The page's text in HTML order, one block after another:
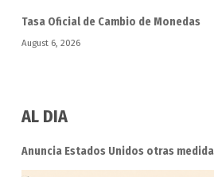
Tasa Oficial de Cambio de Monedas
August 6, 2026
AL DIA
Anuncia Estados Unidos otras